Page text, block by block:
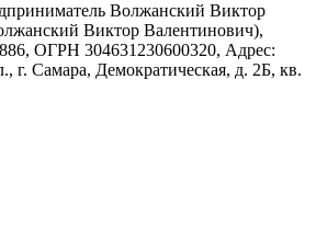
Волжанский Виктор
Виктор Валентинович),
ОГРН 304631230600320, Адрес:
г. Самара, Демократическая, д. 2Б, кв.